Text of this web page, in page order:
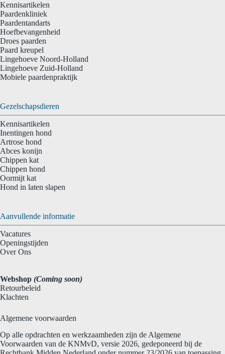
Kennisartikelen
Paardenkliniek
Paardentandarts
Hoefbevangenheid
Droes paarden
Paard kreupel
Lingehoeve Noord-Holland
Lingehoeve Zuid-Holland
Mobiele paardenpraktijk
Gezelschapsdieren
Kennisartikelen
Inentingen hond
Artrose hond
Abces konijn
Chippen kat
Chippen hond
Oormijt kat
Hond in laten slapen
Aanvullende informatie
Vacatures
Openingstijden
Over Ons
Webshop (Coming soon)
Retourbeleid
Klachten
Algemene voorwaarden
Op alle opdrachten en werkzaamheden zijn de Algemene
Voorwaarden van de KNMvD, versie 2026, gedeponeerd bij de